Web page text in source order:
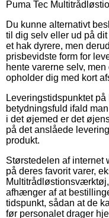
Puma Tec
Du kunne alternativt
til dig selv eller ud på
et hak dyrere, men
prisbevidste form for
hente varerne selv,
opholder dig med kort
Leveringstidspunktet
betydningsfuld ifald
i det øjemed er det
på det anslåede
produkt.
Størstedelen af internet
på deres favorit varer,
afhænger af at
tidspunkt, sådan at de
før personalet drager